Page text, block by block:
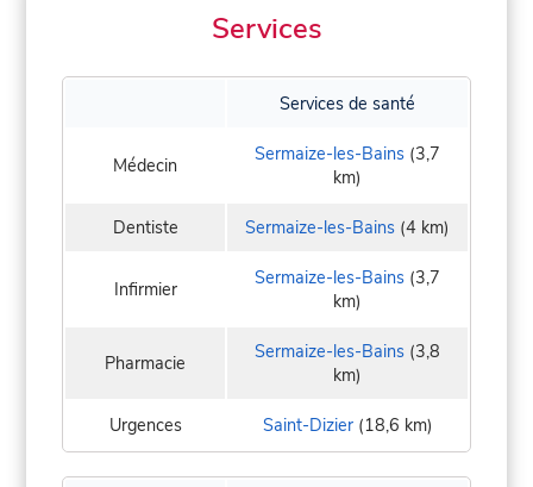
Services
Services de santé
Médecin Sermaize-les-Bains (3,7
km)
Dentiste Sermaize-les-Bains (4 km)
Infirmier Sermaize-les-Bains (3,7
km)
Pharmacie Sermaize-les-Bains (3,8
km)
Urgences Saint-Dizier(18,6 km)